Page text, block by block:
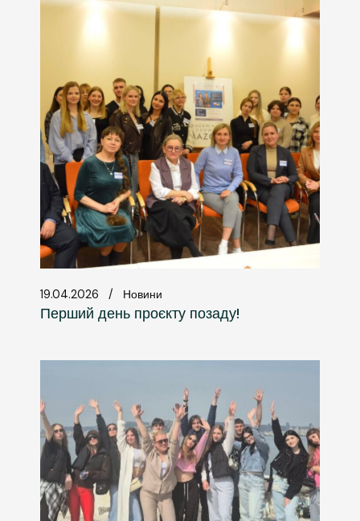
19.04.2026 Новини
Перший день проєкту позаду!